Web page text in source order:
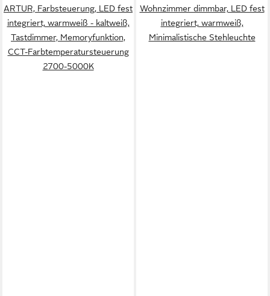
ARTUR, Farbsteuerung, LED fest
integriert, warmweiß - kaltweiß,
Tastdimmer, Memoryfunktion,
CCT-Farbtemperatursteuerung
2700-5000K
Wohnzimmer dimmbar, LED fest
integriert, warmweiß,
Minimalistische Stehleuchte